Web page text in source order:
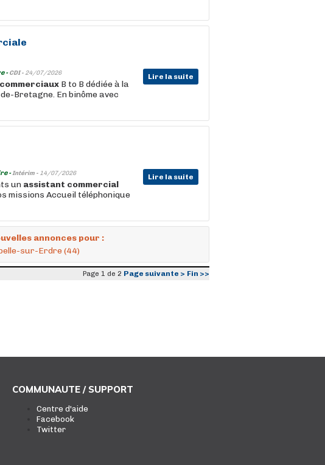
-CDI - 24/07/2026 Lire la suite
commerciaux B to B dédiée à la
Bretagne. En binôme avec
-Intérim - 14/07/2026 Lire la suite
un assistant commercial
missions Accueil téléphonique
annonces pour :
sur-Erdre (44)
Page 1 de 2 Page suivante > Fin >>
COMMUNAUTE / SUPPORT
Centre d'aide
Facebook
Twitter